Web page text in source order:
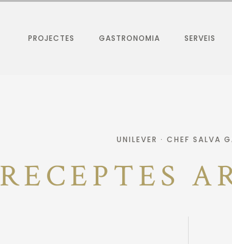
PROJECTES GASTRONOMIA SERVEIS
UNILEVER · CHEF SALVA
RECEPTES